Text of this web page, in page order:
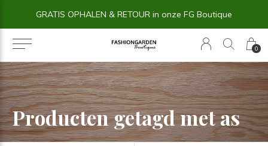
0
GRATIS OPHALEN & RETOUR in onze FG Boutique
Producten getagd met as